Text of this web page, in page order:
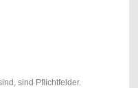
sind Pflichtfelder.